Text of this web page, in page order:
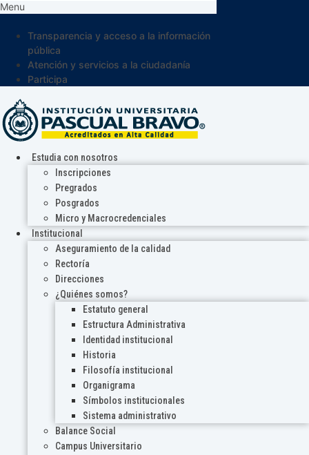
Menu
Transparencia y acceso a la información
pública
Atención y servicios a la ciudadanía
Participa
Estudia con nosotros
Inscripciones
Pregrados
Posgrados
Micro y Macrocredenciales
Institucional
Aseguramiento de la calidad
Rectoría
Direcciones
¿Quiénes somos?
Estatuto general
Estructura Administrativa
Identidad institucional
Historia
Filosofía institucional
Organigrama
Símbolos institucionales
Sistema administrativo
Balance Social
Campus Universitario